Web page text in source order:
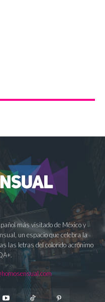
más visitado de México y
un espacio que celebra la
las letras del colorido acrónimo